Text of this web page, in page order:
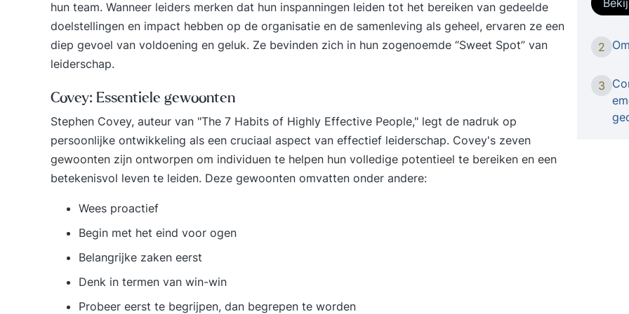
hun team. Wanneer leiders merken dat hun inspanningen leiden tot het bereiken van gedeelde
doelstellingen en impact hebben op de organisatie en de samenleving als geheel, ervaren ze een
diep gevoel van voldoening en geluk. Ze bevinden zich in hun zogenoemde “Sweet Spot” van
leiderschap.
Covey: Essentiele gewoonten
Stephen Covey, auteur van "The 7 Habits of Highly Effective People," legt de nadruk op
persoonlijke ontwikkeling als een cruciaal aspect van effectief leiderschap. Covey's zeven
gewoonten zijn ontworpen om individuen te helpen hun volledige potentieel te bereiken en een
betekenisvol leven te leiden. Deze gewoonten omvatten onder andere:
Wees proactief
Begin met het eind voor ogen
Belangrijke zaken eerst
Denk in termen van win-win
Probeer eerst te begrijpen, dan begrepen te worden
hoog
met
om te
2
3